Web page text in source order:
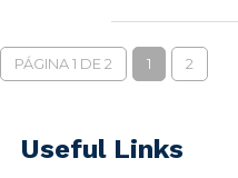
PÁGINA 1 DE 2 1 2
Useful Links